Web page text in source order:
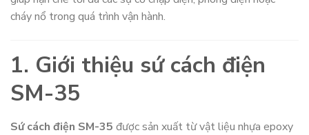
cháy nổ trong quá trình vận hành.
1. Giới thiệu sứ cách điện
SM-35
Sứ cách điện SM-35 được sản xuất từ vật liệu nhựa epoxy